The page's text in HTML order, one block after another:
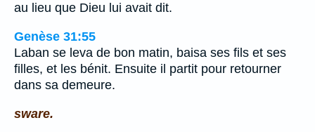
au lieu que Dieu lui avait dit.
Genèse 31:55
Laban se leva de bon matin, baisa ses fils et ses
filles, et les bénit. Ensuite il partit pour retourner
dans sa demeure.
sware.